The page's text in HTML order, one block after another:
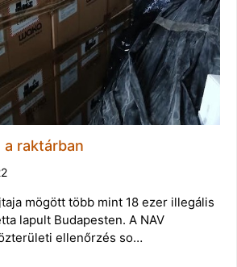
raktárban
mögött több mint 18 ezer illegális
lapult Budapesten. A NAV
ellenőrzés so…